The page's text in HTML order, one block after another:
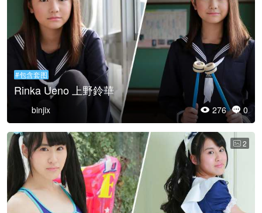
#包含套图
Rinka Ueno 上野鈴華
 276  0
binjix
 2